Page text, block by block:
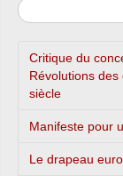
Critique du
Révolutions des
siècle
Manifeste pour
Le drapeau